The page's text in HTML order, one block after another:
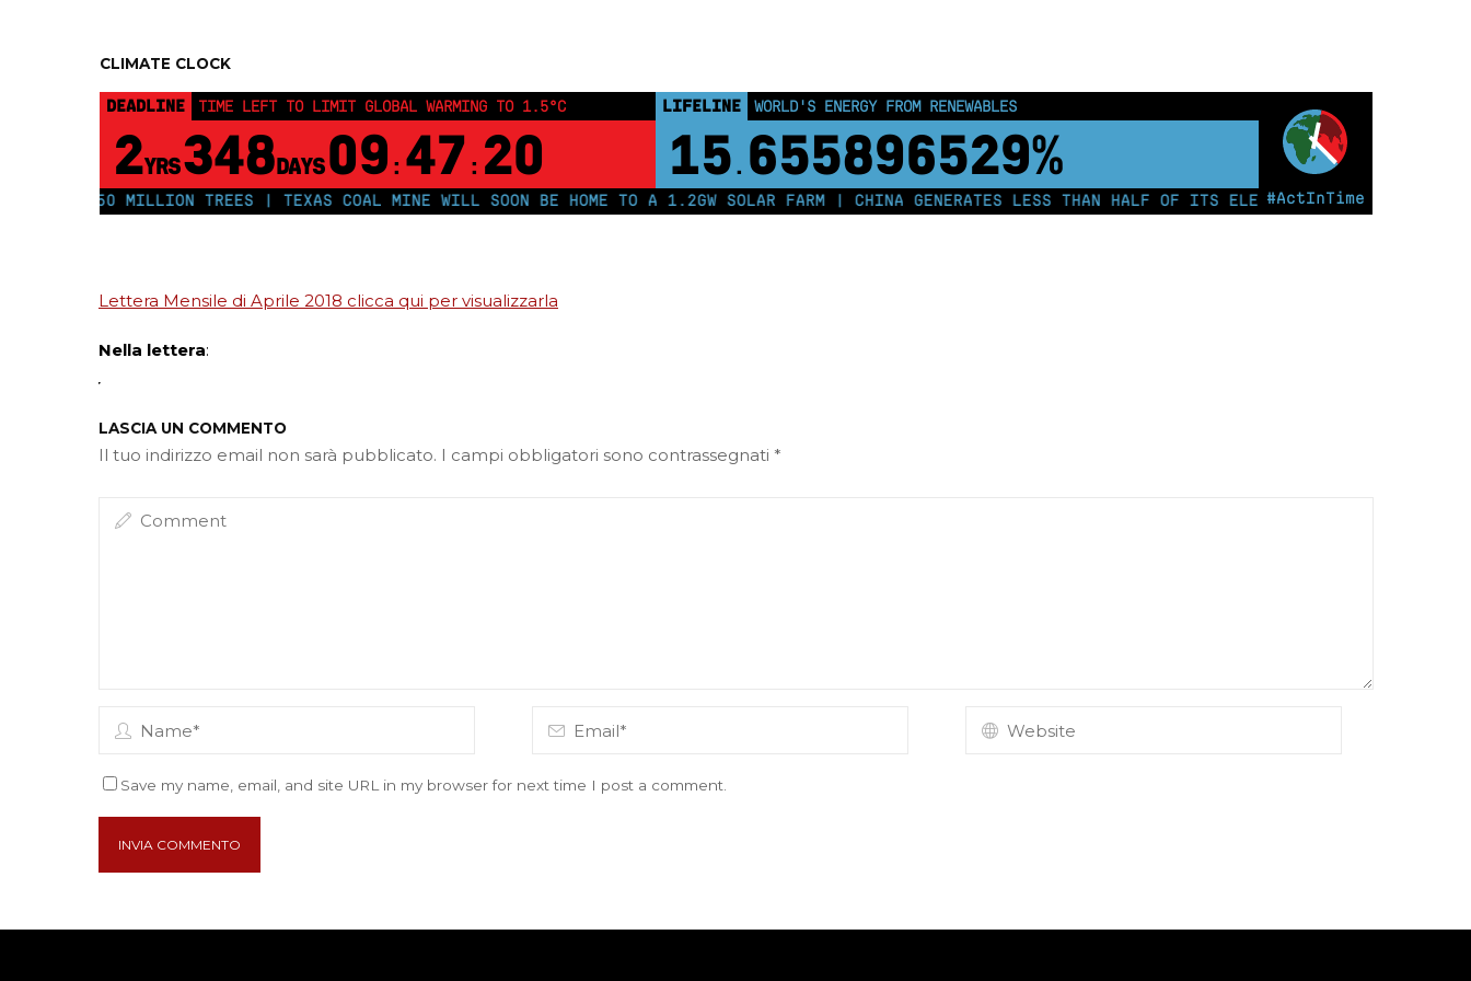
CLIMATE CLOCK
#ActInTime
DEADLINE TIME LEFT TO LIMIT GLOBAL WARMING TO 1.5°C
2YRS348DAYS 09 : 47 : 19
LIFELINE WORLD'S ENERGY FROM RENEWABLES
15 . 655896539%
PLANT 250 MILLION TREES | TEXAS COAL MINE WILL SOON BE HOME TO A 1.2GW SOLAR FARM | CHINA GENERATES LESS THAN HALF OF ITS ELECTRICITY FROM COAL
Lettera Mensile di Aprile 2018 clicca qui per visualizzarla
Nella lettera:
LASCIA UN COMMENTO
Il tuo indirizzo email non sarà pubblicato. I campi obbligatori sono contrassegnati *
Save my name, email, and site URL in my browser for next time I post a comment.